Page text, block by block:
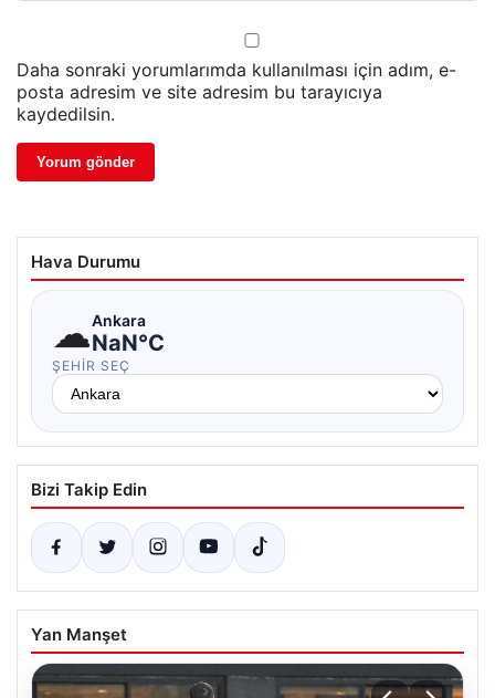
Daha sonraki yorumlarımda kullanılması için adım, e-
posta adresim ve site adresim bu tarayıcıya
kaydedilsin.
Hava Durumu
☁Ankara
NaN°C
ŞEHIR SEÇ
Bizi Takip Edin
Yan Manşet